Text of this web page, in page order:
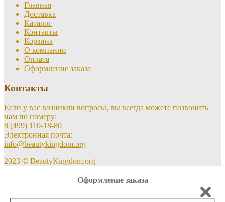
Главная
Доставка
Каталог
Контакты
Корзина
О компании
Оплата
Оформление заказа
Контакты
Если у вас возникли вопросы, вы всегда можете позвонить
нам по номеру:
8 (499) 110-18-80
Электронная почта:
info@beautykingdom.org
2023 © BeautyKingdom.org
Оформление заказа